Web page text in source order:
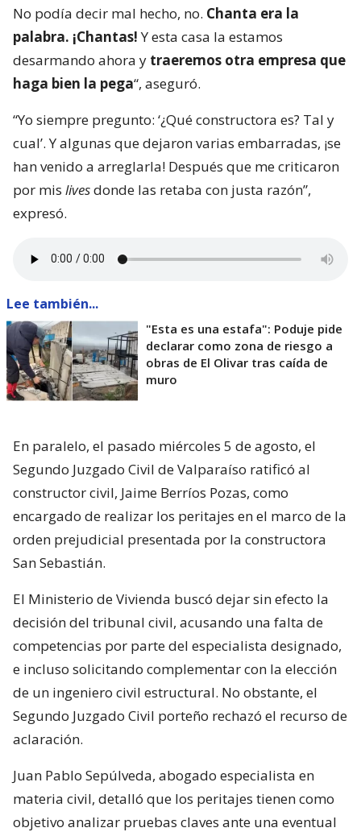
No podía decir mal hecho, no. Chanta era la
palabra. ¡Chantas!Y esta casa la estamos
desarmando ahora y traeremos otra empresa que
haga bien la pega“, aseguró.
“Yo siempre pregunto: ‘¿Qué constructora es? Tal y
cual’. Y algunas que dejaron varias embarradas, ¡se
han venido a arreglarla! Después que me criticaron
por mis livesdonde las retaba con justa razón”,
expresó.
Lee también...
"Esta es una estafa": Poduje pide
declarar como zona de riesgo a
obras de El Olivar tras caída de
muro
En paralelo, el pasado miércoles 5 de agosto, el
Segundo Juzgado Civil de Valparaíso ratificó al
constructor civil, Jaime Berríos Pozas, como
encargado de realizar los peritajes en el marco de la
orden prejudicial presentada por la constructora
San Sebastián.
El Ministerio de Vivienda buscó dejar sin efecto la
decisión del tribunal civil, acusando una falta de
competencias por parte del especialista designado,
e incluso solicitando complementar con la elección
de un ingeniero civil estructural. No obstante, el
Segundo Juzgado Civil porteño rechazó el recurso de
aclaración.
Juan Pablo Sepúlveda, abogado especialista en
materia civil, detalló que los peritajes tienen como
objetivo analizar pruebas claves ante una eventual